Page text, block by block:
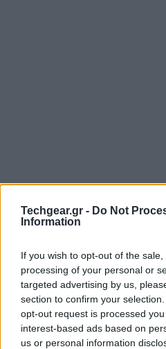
Techgear.gr - Do Not
Information
If you wish to opt-out of the
processing of your personal or
targeted advertising by us,
section to confirm your
opt-out request is processed
interest-based ads based on
us or personal information
εμάς δεν είναι άλλος από
τους επιστήμονες το
βιολογικούς μας ρυθμούς
κόπωση και νύστα κατά τη